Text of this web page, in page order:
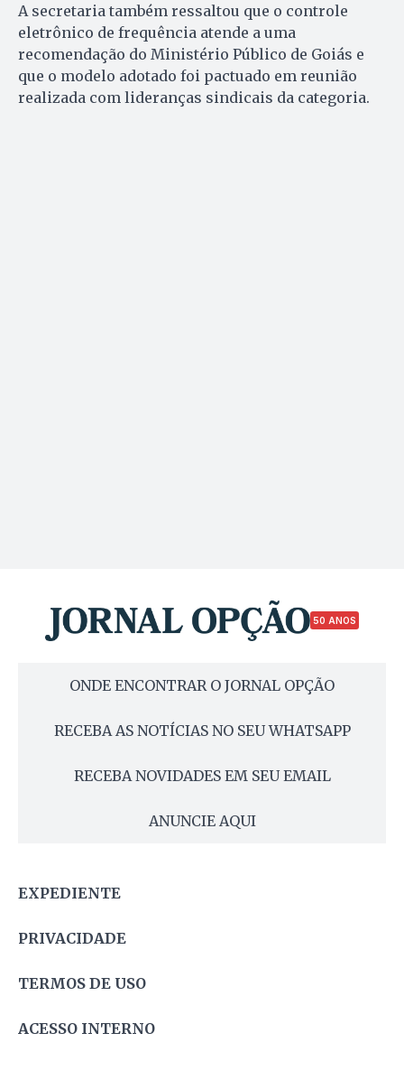
A secretaria também ressaltou que o controle
eletrônico de frequência atende a uma
recomendação do Ministério Público de Goiás e
que o modelo adotado foi pactuado em reunião
realizada com lideranças sindicais da categoria.
50 ANOS
ONDE ENCONTRAR O JORNAL OPÇÃO
RECEBA AS NOTÍCIAS NO SEU WHATSAPP
RECEBA NOVIDADES EM SEU EMAIL
ANUNCIE AQUI
EXPEDIENTE
PRIVACIDADE
TERMOS DE USO
ACESSO INTERNO